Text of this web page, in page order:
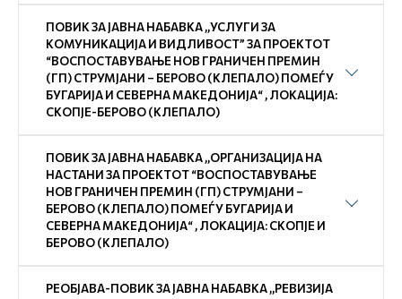
ПОВИК ЗА ЈАВНА НАБАВКА ,,УСЛУГИ ЗА
КОМУНИКАЦИЈА И ВИДЛИВОСТ” ЗА ПРОЕКТОТ
“ВОСПОСТАВУВАЊЕ НОВ ГРАНИЧЕН ПРЕМИН
(ГП) СТРУМЈАНИ – БЕРОВО (КЛЕПАЛО) ПОМЕЃУ
БУГАРИЈА И СЕВЕРНА МАКЕДОНИЈА“ , ЛОКАЦИЈА:
СКОПЈЕ-БЕРОВО (КЛЕПАЛО)
ПОВИК ЗА ЈАВНА НАБАВКА ,,ОРГАНИЗАЦИЈА НА
НАСТАНИ ЗА ПРОЕКТОТ “ВОСПОСТАВУВАЊЕ
НОВ ГРАНИЧЕН ПРЕМИН (ГП) СТРУМЈАНИ –
БЕРОВО (КЛЕПАЛО) ПОМЕЃУ БУГАРИЈА И
СЕВЕРНА МАКЕДОНИЈА“ , ЛОКАЦИЈА: СКОПЈЕ И
БЕРОВО (КЛЕПАЛО)
РЕОБЈАВА-ПОВИК ЗА ЈАВНА НАБАВКА ,,РЕВИЗИЈА